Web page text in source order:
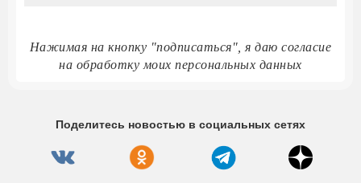
Нажимая на кнопку "подписаться", я даю согласие
на обработку моих персональных данных
Поделитесь новостью в социальных сетях